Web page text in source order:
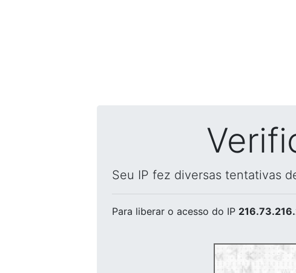
Seu IP fez diversas tentativas
Para liberar o acesso do IP